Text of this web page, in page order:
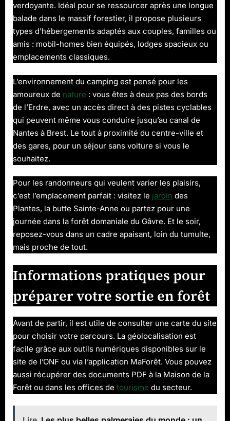
verdoyante. Idéal pour se ressourcer après une longue
balade dans le massif forestier, il propose plusieurs
types d’hébergements adaptés aux couples, familles ou
amis : mobil-homes bien équipés, lodges spacieux ou
emplacements classiques.
L’environnement du camping est pensé pour les
amoureux de nature : vous êtes à deux pas des bords
de l’Erdre, avec un accès direct à des pistes cyclables
qui peuvent même vous conduire jusqu’au canal de
Nantes à Brest. Le tout à proximité du centre-ville et
des gares, pour un séjour sans voiture si vous le
souhaitez.
Pour les randonneurs qui veulent varier les plaisirs,
c’est l’emplacement parfait : visitez le jardin des
Plantes, la butte Sainte-Anne ou partez pour une
journée dans la forêt domaniale du Gâvre. Et le soir,
reposez-vous dans un cadre apaisant, loin du tumulte,
mais proche de tout.
Informations pratiques pour
préparer votre sortie en forêt
Avant de partir, il est utile de consulter une carte du site
pour choisir votre parcours. La géolocalisation est
facile grâce aux outils numériques disponibles sur le
site de l’ONF ou via l’application MaForêt. Vous pouvez
aussi récupérer des documents PDF à la Maison de la
Forêt ou dans les offices de tourisme du secteur.